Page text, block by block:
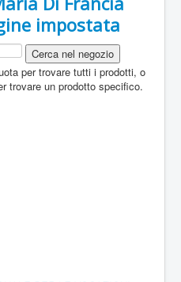
per trovare tutti i prodotti, o
trovare un prodotto specifico.